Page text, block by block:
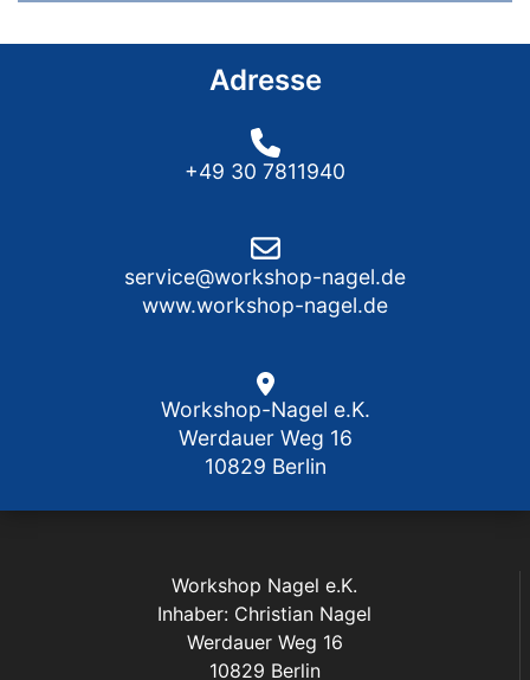
Adresse
+49 30 7811940
service@workshop-nagel.de
www.workshop-nagel.de
Workshop-Nagel e.K.
Werdauer Weg 16
10829 Berlin
Workshop Nagel e.K.
Inhaber: Christian Nagel
Werdauer Weg 16
10829 Berlin